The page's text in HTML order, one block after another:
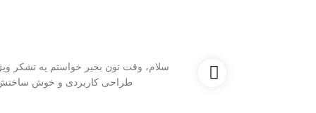
سلام، وقت تون بخیر خواستم یه تشکر
طراحی کاربردی و خوش